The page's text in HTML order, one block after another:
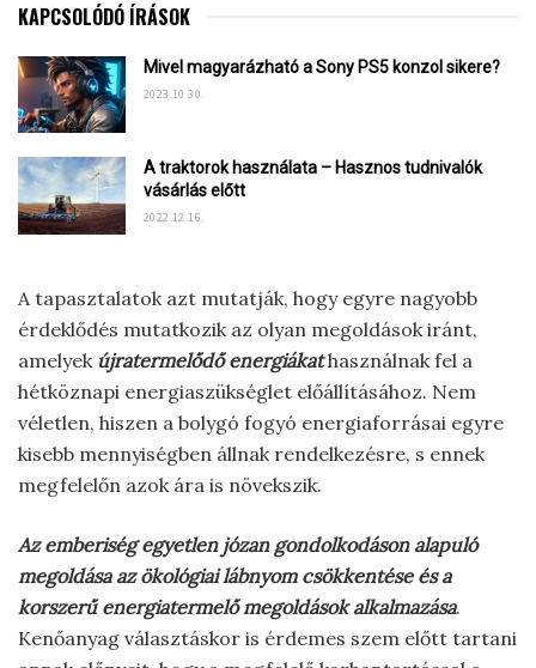
KAPCSOLÓDÓ ÍRÁSOK
Mivel magyarázható a Sony PS5 konzol sikere?
2023.10.30.
A traktorok használata – Hasznos tudnivalók
vásárlás előtt
2022.12.16.
A tapasztalatok azt mutatják, hogy egyre nagyobb
érdeklődés mutatkozik az olyan megoldások iránt,
amelyek újratermelődő energiákathasználnak fel a
hétköznapi energiaszükséglet előállításához. Nem
véletlen, hiszen a bolygó fogyó energiaforrásai egyre
kisebb mennyiségben állnak rendelkezésre, s ennek
megfelelőn azok ára is növekszik.
Az emberiség egyetlen józan gondolkodáson alapuló
megoldása az ökológiai lábnyom csökkentése és a
korszerű energiatermelő megoldások alkalmazása.
Kenőanyag választáskor is érdemes szem előtt tartani